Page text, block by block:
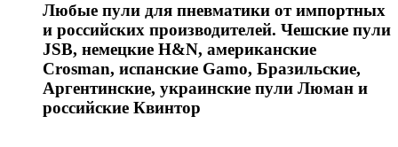
Любые пули для пневматики от импортных
и российских производителей. Чешские пули
JSB, немецкие H&N, американские
Crosman, испанские Gamo, Бразильские,
Аргентинские, украинские пули Люман и
российские Квинтор